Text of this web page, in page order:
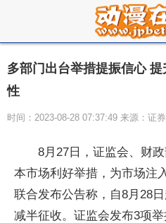
多部门出台举措提振信心
性
时间：2023-08-28 07:37:49 来源：证
8月27日，证监会、财
本市场利好举措，为市场注
联合发布公告称，自8月28
减半征收。证监会发布3项